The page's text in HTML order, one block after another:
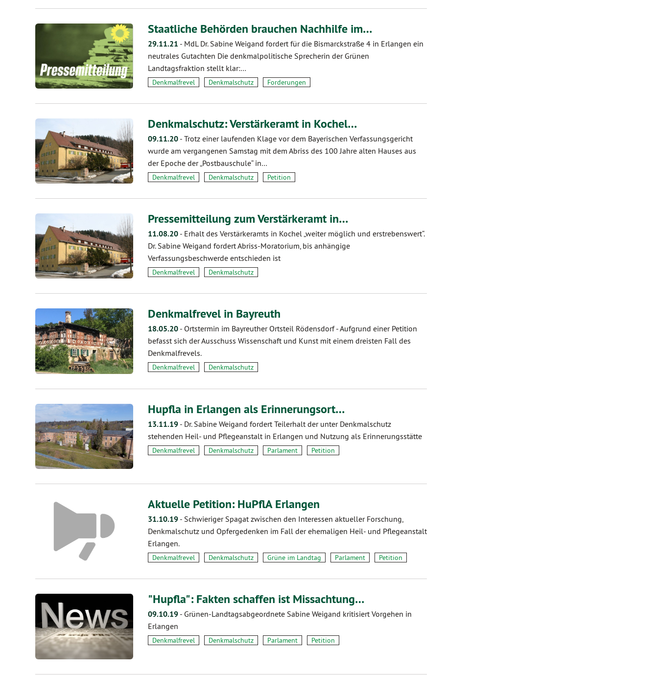
Staatliche Behörden brauchen Nachhilfe im…
29.11.21 - MdL Dr. Sabine Weigand fordert für die Bismarckstraße 4 in Erlangen ein
neutrales Gutachten Die denkmalpolitische Sprecherin der Grünen
Landtagsfraktion stellt klar:…
Denkmalfrevel Denkmalschutz Forderungen
Denkmalschutz: Verstärkeramt in Kochel…
09.11.20 - Trotz einer laufenden Klage vor dem Bayerischen Verfassungsgericht
wurde am vergangenen Samstag mit dem Abriss des 100 Jahre alten Hauses aus
der Epoche der „Postbauschule“ in…
Denkmalfrevel Denkmalschutz Petition
Pressemitteilung zum Verstärkeramt in…
11.08.20 - Erhalt des Verstärkeramts in Kochel „weiter möglich und erstrebenswert“.
Dr. Sabine Weigand fordert Abriss-Moratorium, bis anhängige
Verfassungsbeschwerde entschieden ist
Denkmalfrevel Denkmalschutz
Denkmalfrevel in Bayreuth
18.05.20 - Ortstermin im Bayreuther Ortsteil Rödensdorf - Aufgrund einer Petition
befasst sich der Ausschuss Wissenschaft und Kunst mit einem dreisten Fall des
Denkmalfrevels.
Denkmalfrevel Denkmalschutz
Hupfla in Erlangen als Erinnerungsort…
13.11.19 - Dr. Sabine Weigand fordert Teilerhalt der unter Denkmalschutz
stehenden Heil- und Pflegeanstalt in Erlangen und Nutzung als Erinnerungsstätte
Denkmalfrevel Denkmalschutz Parlament Petition
Aktuelle Petition: HuPflA Erlangen
31.10.19 - Schwieriger Spagat zwischen den Interessen aktueller Forschung,
Denkmalschutz und Opfergedenken im Fall der ehemaligen Heil- und Pflegeanstalt
Erlangen.
Denkmalfrevel Denkmalschutz Grüne im Landtag Parlament Petition
"Hupfla": Fakten schaffen ist Missachtung…
09.10.19 - Grünen-Landtagsabgeordnete Sabine Weigand kritisiert Vorgehen in
Erlangen
Denkmalfrevel Denkmalschutz Parlament Petition